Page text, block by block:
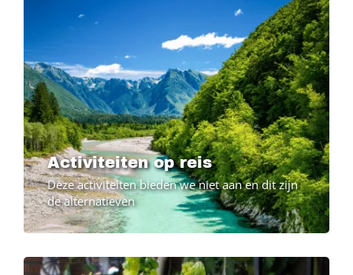
Activiteiten op reis
Deze activiteiten bieden we niet aan en dit zijn
de alternatieven